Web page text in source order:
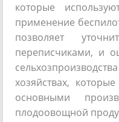
которые
применение
позволяет
переписчиками, и
хозяйствах,
основными
плодоовощной